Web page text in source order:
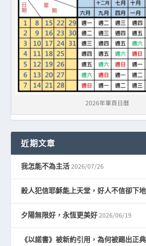
2026年單頁日曆
近期文章
我怎能不為主活 2026/07/26
殺人犯信耶穌能上天堂，好人不信卻下
夕陽無限好，永恆更美好 2026/06/19
《以諾書》被新約引用，為何被踢出正典